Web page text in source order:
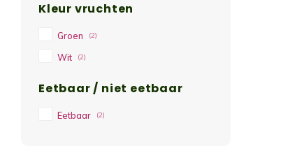
Kleur vruchten
Groen (2)
Wit (2)
Eetbaar / niet eetbaar
Eetbaar (2)